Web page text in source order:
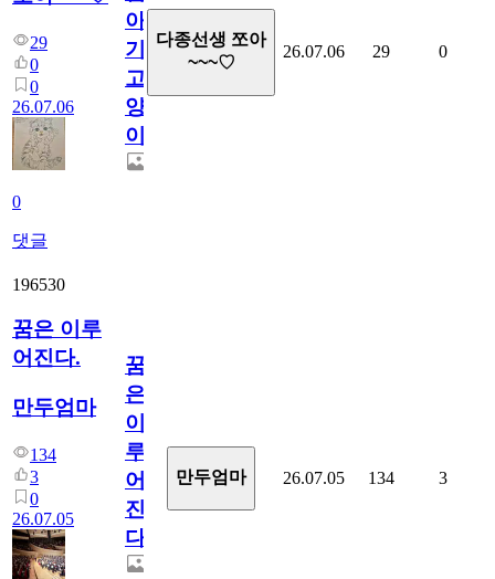
29
0
0
26.07.06
0
댓글
아
기
고
양
이
다종선생 쪼아
~~~♡
26.07.06 29 0
196530
꿈은 이루
어진다.
만두엄마
134
3
0
26.07.05
꿈
은
이
루
어
진
다.
만두엄마 26.07.05 134 3